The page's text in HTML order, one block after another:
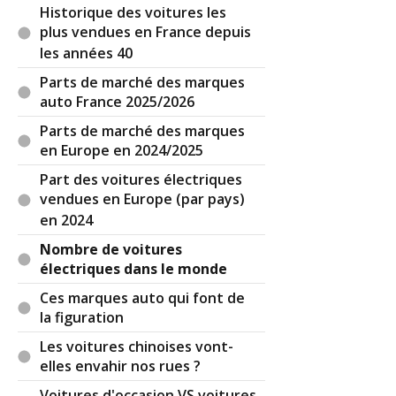
de haine et de manifestations.
Le Nigeria a annoncé une interdiction des
importations de voitures neuves et d'occasions
thermiques.
Tout ce qui ne répond pas aux normes
européennes est envoyé en Afrique, Let c'est le
secteur des transports qui est le principal
contributeur à la pollution urbaine dans de
nombreuses villes africaines et aux émissions de
gaz à effet de serre liées à l'énergie et dans la
plupart des pays africains dixit le Monde.
On verra bien comment va se passer la transition
forcée, quand la classe moyenne française ne
pourra plus vivre convenablement avec son
salaire. Si l'étau continue de se resserrer dans
notre pays, ça va donner lieu à une révolution et
je suis prêt à prendre les armes pour protéger
Historique des voitures les
plus vendues en France depuis
les années 40
Parts de marché des marques
auto France 2025/2026
Parts de marché des marques
en Europe en 2024/2025
Part des voitures électriques
vendues en Europe (par pays)
en 2024
Nombre de voitures
électriques dans le monde
Ces marques auto qui font de
la figuration
Les voitures chinoises vont-
elles envahir nos rues ?